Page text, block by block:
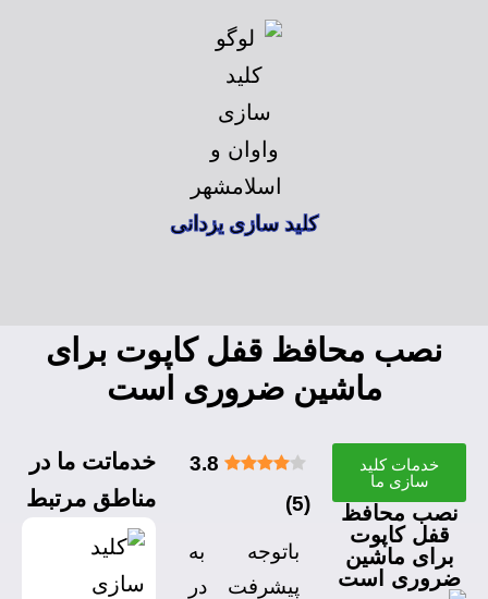
کلید سازی یزدانی
نصب محافظ قفل کاپوت برای
ماشین ضروری است
خدمات کلید
سازی ما
نصب محافظ
قفل کاپوت
برای ماشین
ضروری است
3.8
(
5
)
باتوجه به
پیشرفت در
خدماتت ما در
مناطق مرتبط